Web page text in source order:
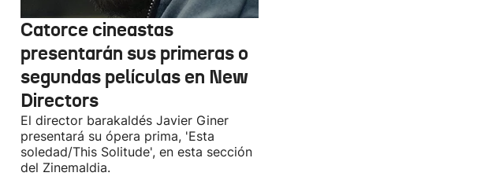
Catorce cineastas
presentarán sus primeras o
segundas películas en New
Directors
El director barakaldés Javier Giner
presentará su ópera prima, 'Esta
soledad/This Solitude', en esta sección
del Zinemaldia.